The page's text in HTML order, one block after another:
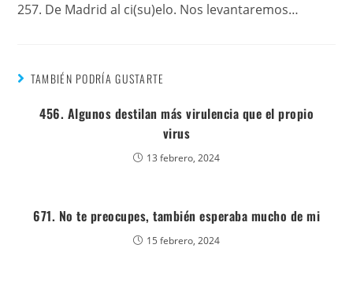
257. De Madrid al ci(su)elo. Nos levantaremos…
TAMBIÉN PODRÍA GUSTARTE
456. Algunos destilan más virulencia que el propio
virus
13 febrero, 2024
671. No te preocupes, también esperaba mucho de mi
15 febrero, 2024